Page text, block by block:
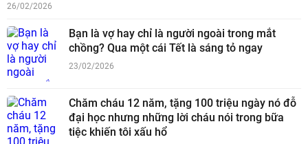
26/02/2026
Bạn là vợ hay chỉ là người ngoài trong mắt
chồng? Qua một cái Tết là sáng tỏ ngay
23/02/2026
Chăm cháu 12 năm, tặng 100 triệu ngày nó đỗ
đại học nhưng những lời cháu nói trong bữa
tiệc khiến tôi xấu hổ